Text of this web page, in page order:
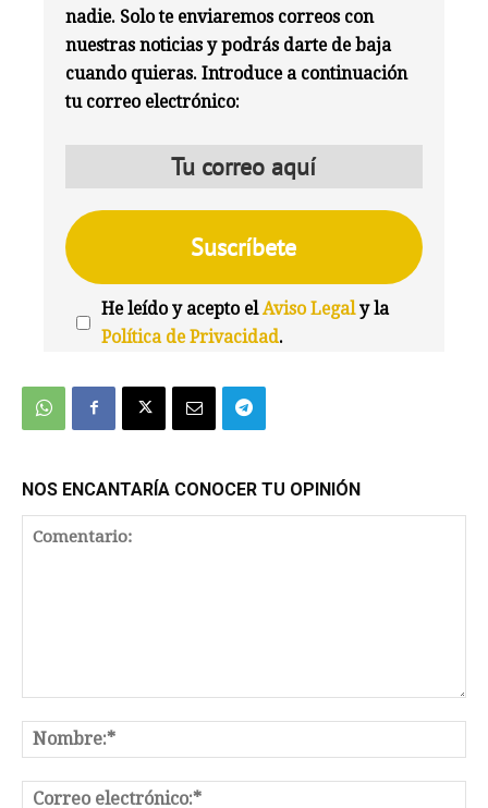
nadie. Solo te enviaremos correos con
nuestras noticias y podrás darte de baja
cuando quieras. Introduce a continuación
tu correo electrónico:
He leído y acepto elAviso Legaly la
Política de Privacidad.
NOS ENCANTARÍA CONOCER TU OPINIÓN